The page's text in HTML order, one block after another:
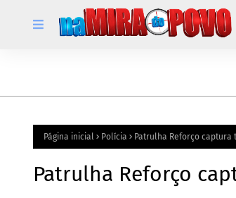
Página inicial Polícia Patrulha Reforço captura
Patrulha Reforço